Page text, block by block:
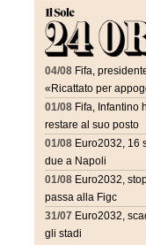
04/08 Fifa,
«Ricattato per
01/08 Fifa, Infantino
restare al suo posto
01/08 Euro2032, 16
due a Napoli
01/08 Euro2032,
passa alla Figc
31/07 Euro2032,
gli stadi